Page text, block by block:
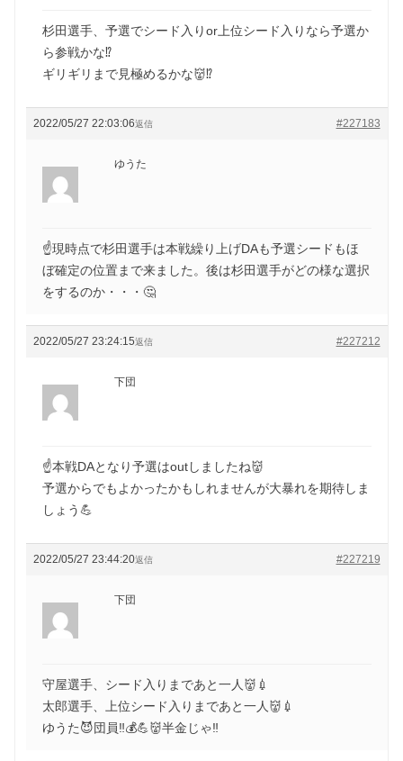
杉田選手、予選でシード入りor上位シード入りなら予選か
ら参戦かな⁉️
ギリギリまで見極めるかな👹⁉️
2022/05/27 22:03:06 #227183
返信
ゆうた
☝️現時点で杉田選手は本戦繰り上げDAも予選シードもほ
ぼ確定の位置まで来ました。後は杉田選手がどの様な選択
をするのか・・・🤔
2022/05/27 23:24:15 #227212
返信
下団
☝️本戦DAとなり予選はoutしましたね👹
予選からでもよかったかもしれませんが大暴れを期待しま
しょう💪
2022/05/27 23:44:20 #227219
返信
下団
守屋選手、シード入りまであと一人👹💉
太郎選手、上位シード入りまであと一人👹💉
ゆうた😈団員‼️💰💪👹半金じゃ‼️